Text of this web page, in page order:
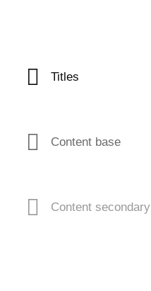
Titles
Content base
Content secondary